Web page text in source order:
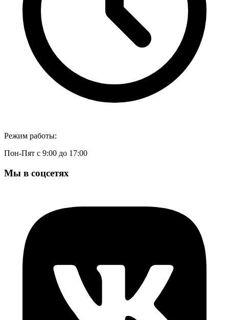
Режим работы:
Пон-Пят с 9:00 до 17:00
Мы в соцсетях